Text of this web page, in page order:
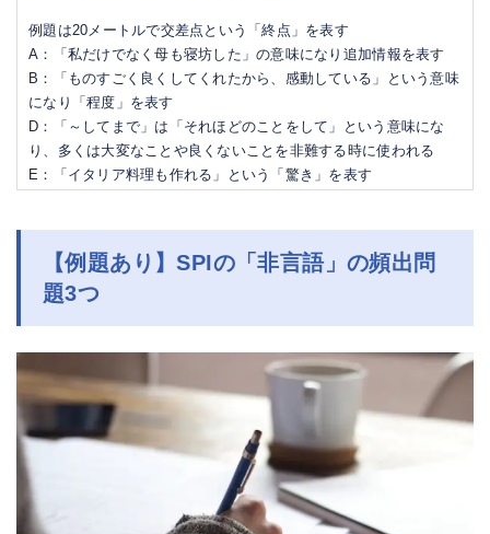
例題は20メートルで交差点という「終点」を表す
A：「私だけでなく母も寝坊した」の意味になり追加情報を表す
B：「ものすごく良くしてくれたから、感動している」という意味
になり「程度」を表す
D：「～してまで」は「それほどのことをして」という意味にな
り、多くは大変なことや良くないことを非難する時に使われる
E：「イタリア料理も作れる」という「驚き」を表す
【例題あり】SPIの「非言語」の頻出問
題3つ